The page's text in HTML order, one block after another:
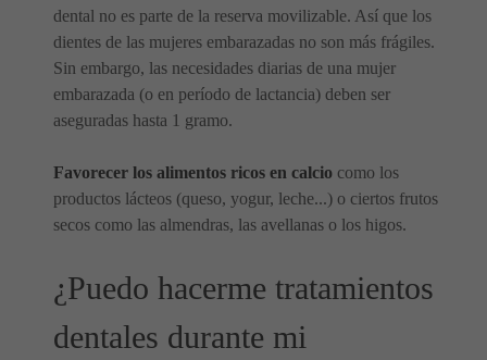
dental no es parte de la reserva movilizable. Así que los
dientes de las mujeres embarazadas no son más frágiles.
Sin embargo, las necesidades diarias de una mujer
embarazada (o en período de lactancia) deben ser
aseguradas hasta 1 gramo.
Favorecer los alimentos ricos en calcio como los
productos lácteos (queso, yogur, leche...) o ciertos frutos
secos como las almendras, las avellanas o los higos.
¿Puedo hacerme tratamientos
dentales durante mi